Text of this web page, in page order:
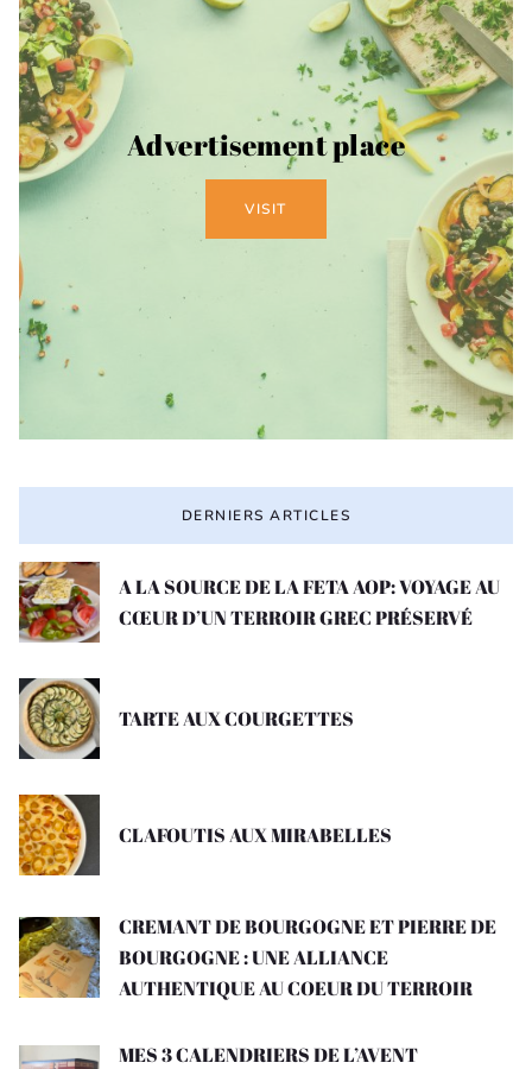
Advertisement place
VISIT
DERNIERS ARTICLES
A LA SOURCE DE LA FETA AOP: VOYAGE AU
CŒUR D’UN TERROIR GREC PRÉSERVÉ
TARTE AUX COURGETTES
CLAFOUTIS AUX MIRABELLES
CREMANT DE BOURGOGNE ET PIERRE DE
BOURGOGNE : UNE ALLIANCE
AUTHENTIQUE AU COEUR DU TERROIR
MES 3 CALENDRIERS DE L’AVENT